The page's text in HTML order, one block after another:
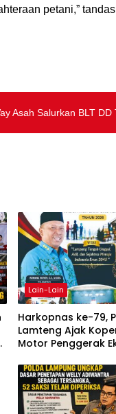
petani,”
Asah Salurkan BLT
Lain-Lain
Harkopnas ke-79,
Lamteng Ajak
Motor Penggerak